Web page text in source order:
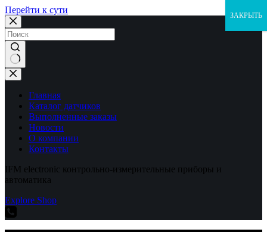
Перейти к сути
Ничего
не
найденоГлавная
Каталог датчиков
Выполненные заказы
Новости
О компании
Контакты
IFM electronic контрольно-измерительные приборы и
автоматика
Explore Shop
ЗАКРЫТЬ